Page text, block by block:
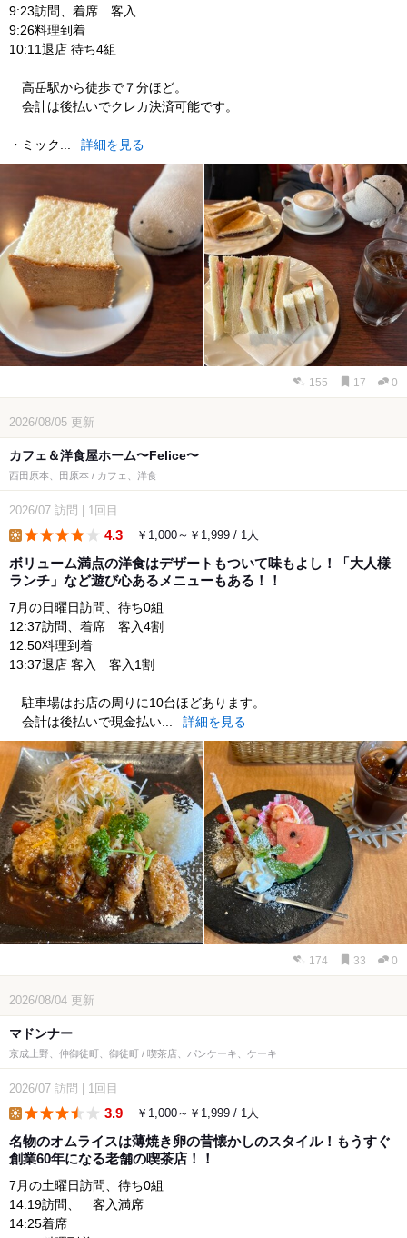
9:23訪問、着席 客入
9:26料理到着
10:11退店 待ち4組
高岳駅から徒歩で７分ほど。
会計は後払いでクレカ決済可能です。
・ミック... 詳細を見る
155 17 0
2026/08/05 更新
カフェ＆洋食屋ホーム〜Felice〜
西田原本、田原本 / カフェ、洋食
2026/07 訪問 1回目
4.3 ￥1,000～￥1,999 / 1人
ボリューム満点の洋食はデザートもついて味もよし！「大人様
ランチ」など遊び心あるメニューもある！！
7月の日曜日訪問、待ち0組
12:37訪問、着席 客入4割
12:50料理到着
13:37退店 客入 客入1割
駐車場はお店の周りに10台ほどあります。
会計は後払いで現金払い...
詳細を見る
174 33 0
2026/08/04 更新
マドンナー
京成上野、仲御徒町、御徒町 / 喫茶店、パンケーキ、ケーキ
2026/07 訪問 1回目
3.9 ￥1,000～￥1,999 / 1人
名物のオムライスは薄焼き卵の昔懐かしのスタイル！もうすぐ
創業60年になる老舗の喫茶店！！
7月の土曜日訪問、待ち0組
14:19訪問、 客入満席
14:25着席